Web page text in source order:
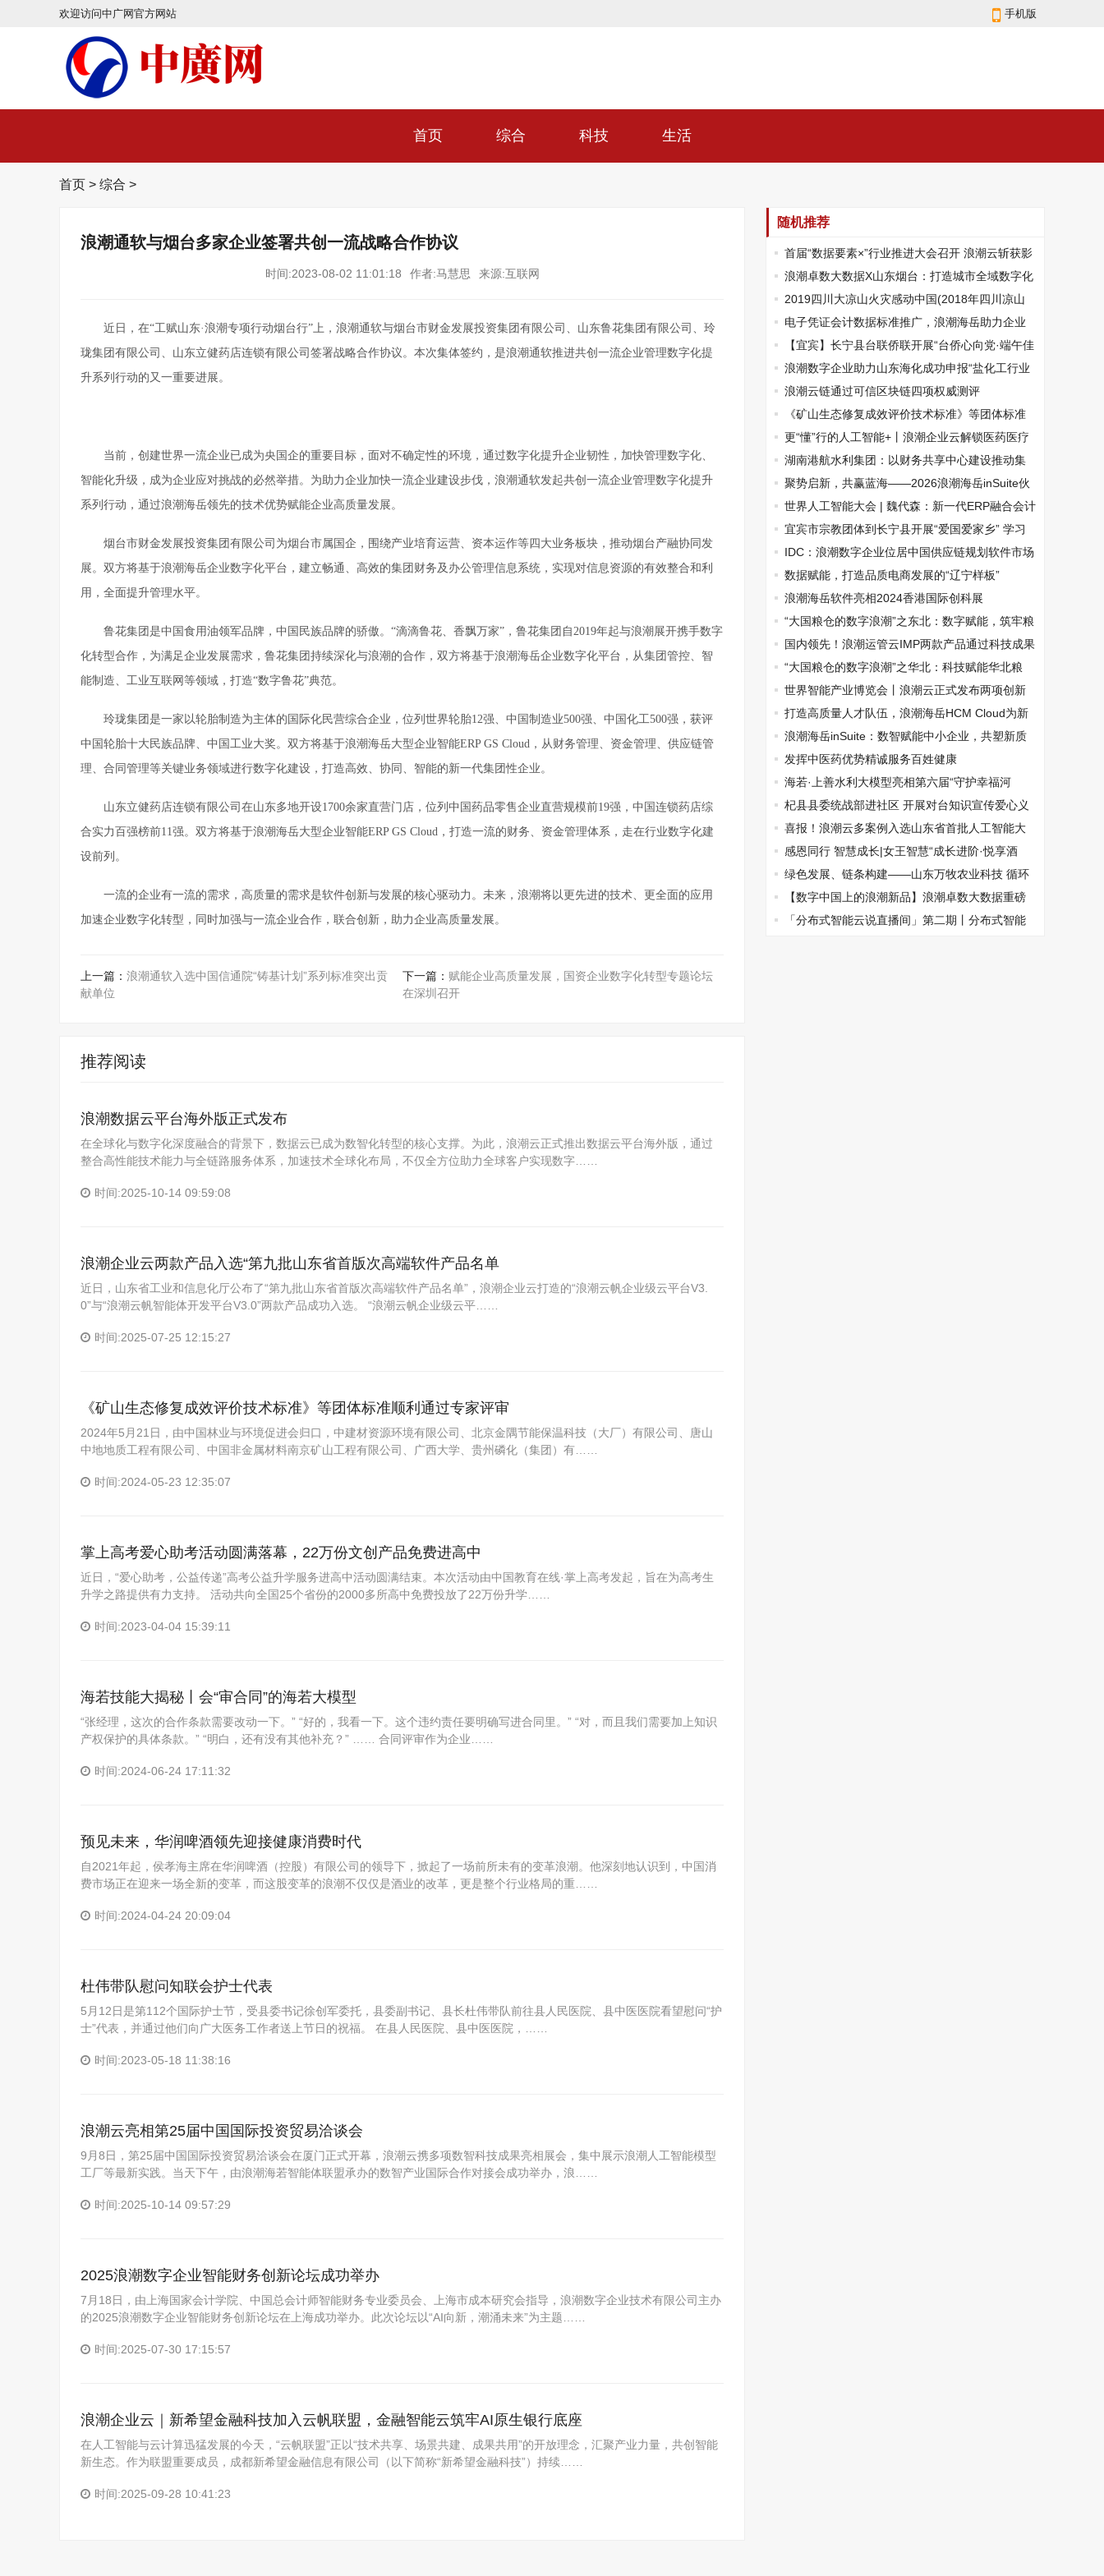
欢迎访问中广网官方网站 手机版
首页 综合 科技 生活
首页 > 综合 >
浪潮通软与烟台多家企业签署共创一流战略合作协议
时间:2023-08-02 11:01:18 作者:马慧思 来源:互联网
近日，在“工赋山东·浪潮专项行动烟台行”上，浪潮通软与烟台市财金发展投资集团有限公司、山东鲁花集团有限公司、玲
珑集团有限公司、山东立健药店连锁有限公司签署战略合作协议。本次集体签约，是浪潮通软推进共创一流企业管理数字化提
升系列行动的又一重要进展。
当前，创建世界一流企业已成为央国企的重要目标，面对不确定性的环境，通过数字化提升企业韧性，加快管理数字化、
智能化升级，成为企业应对挑战的必然举措。为助力企业加快一流企业建设步伐，浪潮通软发起共创一流企业管理数字化提升
系列行动，通过浪潮海岳领先的技术优势赋能企业高质量发展。
烟台市财金发展投资集团有限公司为烟台市属国企，围绕产业培育运营、资本运作等四大业务板块，推动烟台产融协同发
展。双方将基于浪潮海岳企业数字化平台，建立畅通、高效的集团财务及办公管理信息系统，实现对信息资源的有效整合和利
用，全面提升管理水平。
鲁花集团是中国食用油领军品牌，中国民族品牌的骄傲。“滴滴鲁花、香飘万家”，鲁花集团自2019年起与浪潮展开携手数字
化转型合作，为满足企业发展需求，鲁花集团持续深化与浪潮的合作，双方将基于浪潮海岳企业数字化平台，从集团管控、智
能制造、工业互联网等领域，打造“数字鲁花”典范。
玲珑集团是一家以轮胎制造为主体的国际化民营综合企业，位列世界轮胎12强、中国制造业500强、中国化工500强，获评
中国轮胎十大民族品牌、中国工业大奖。双方将基于浪潮海岳大型企业智能ERP GS Cloud，从财务管理、资金管理、供应链管
理、合同管理等关键业务领域进行数字化建设，打造高效、协同、智能的新一代集团性企业。
山东立健药店连锁有限公司在山东多地开设1700余家直营门店，位列中国药品零售企业直营规模前19强，中国连锁药店综
合实力百强榜前11强。双方将基于浪潮海岳大型企业智能ERP GS Cloud，打造一流的财务、资金管理体系，走在行业数字化建
设前列。
一流的企业有一流的需求，高质量的需求是软件创新与发展的核心驱动力。未来，浪潮将以更先进的技术、更全面的应用
加速企业数字化转型，同时加强与一流企业合作，联合创新，助力企业高质量发展。
上一篇： 浪潮通软入选中国信通院“铸基计划”系列标准突出贡
献单位
下一篇： 赋能企业高质量发展，国资企业数字化转型专题论坛
在深圳召开
推荐阅读
浪潮数据云平台海外版正式发布
在全球化与数字化深度融合的背景下，数据云已成为数智化转型的核心支撑。为此，浪潮云正式推出数据云平台海外版，通过
整合高性能技术能力与全链路服务体系，加速技术全球化布局，不仅全方位助力全球客户实现数字……
时间:2025-10-14 09:59:08
浪潮企业云两款产品入选“第九批山东省首版次高端软件产品名单
近日，山东省工业和信息化厅公布了“第九批山东省首版次高端软件产品名单”，浪潮企业云打造的“浪潮云帆企业级云平台V3.
0”与“浪潮云帆智能体开发平台V3.0”两款产品成功入选。 “浪潮云帆企业级云平……
时间:2025-07-25 12:15:27
《矿山生态修复成效评价技术标准》等团体标准顺利通过专家评审
2024年5月21日，由中国林业与环境促进会归口，中建材资源环境有限公司、北京金隅节能保温科技（大厂）有限公司、唐山
中地地质工程有限公司、中国非金属材料南京矿山工程有限公司、广西大学、贵州磷化（集团）有……
时间:2024-05-23 12:35:07
掌上高考爱心助考活动圆满落幕，22万份文创产品免费进高中
近日，“爱心助考，公益传递”高考公益升学服务进高中活动圆满结束。本次活动由中国教育在线·掌上高考发起，旨在为高考生
升学之路提供有力支持。 活动共向全国25个省份的2000多所高中免费投放了22万份升学……
时间:2023-04-04 15:39:11
海若技能大揭秘丨会“审合同”的海若大模型
“张经理，这次的合作条款需要改动一下。” “好的，我看一下。这个违约责任要明确写进合同里。” “对，而且我们需要加上知识
产权保护的具体条款。” “明白，还有没有其他补充？” …… 合同评审作为企业……
时间:2024-06-24 17:11:32
预见未来，华润啤酒领先迎接健康消费时代
自2021年起，侯孝海主席在华润啤酒（控股）有限公司的领导下，掀起了一场前所未有的变革浪潮。他深刻地认识到，中国消
费市场正在迎来一场全新的变革，而这股变革的浪潮不仅仅是酒业的改革，更是整个行业格局的重……
时间:2024-04-24 20:09:04
杜伟带队慰问知联会护士代表
5月12日是第112个国际护士节，受县委书记徐创军委托，县委副书记、县长杜伟带队前往县人民医院、县中医医院看望慰问“护
士”代表，并通过他们向广大医务工作者送上节日的祝福。 在县人民医院、县中医医院，……
时间:2023-05-18 11:38:16
浪潮云亮相第25届中国国际投资贸易洽谈会
9月8日，第25届中国国际投资贸易洽谈会在厦门正式开幕，浪潮云携多项数智科技成果亮相展会，集中展示浪潮人工智能模型
工厂等最新实践。当天下午，由浪潮海若智能体联盟承办的数智产业国际合作对接会成功举办，浪……
时间:2025-10-14 09:57:29
2025浪潮数字企业智能财务创新论坛成功举办
7月18日，由上海国家会计学院、中国总会计师智能财务专业委员会、上海市成本研究会指导，浪潮数字企业技术有限公司主办
的2025浪潮数字企业智能财务创新论坛在上海成功举办。此次论坛以“AI向新，潮涌未来”为主题……
时间:2025-07-30 17:15:57
浪潮企业云｜新希望金融科技加入云帆联盟，金融智能云筑牢AI原生银行底座
在人工智能与云计算迅猛发展的今天，“云帆联盟”正以“技术共享、场景共建、成果共用”的开放理念，汇聚产业力量，共创智能
新生态。作为联盟重要成员，成都新希望金融信息有限公司（以下简称“新希望金融科技”）持续……
时间:2025-09-28 10:41:23
随机推荐
首届“数据要素×”行业推进大会召开 浪潮云斩获影
响力企业及多项大奖
浪潮卓数大数据X山东烟台：打造城市全域数字化
转型的“高质量样板”
2019四川大凉山火灾感动中国(2018年四川凉山
森林大火)
电子凭证会计数据标准推广，浪潮海岳助力企业
数智化、绿色化再升级！
【宜宾】长宁县台联侨联开展“台侨心向党·端午佳
节粽飘香”活动
浪潮数字企业助力山东海化成功申报“盐化工行业
AI语料库”揭榜挂帅项目
浪潮云链通过可信区块链四项权威测评
《矿山生态修复成效评价技术标准》等团体标准
顺利通过专家评审
更“懂”行的人工智能+丨浪潮企业云解锁医药医疗
创新密码
湖南港航水利集团：以财务共享中心建设推动集
团数智化转型
聚势启新，共赢蓝海——2026浪潮海岳inSuite伙
伴大会圆满举行
世界人工智能大会 | 魏代森：新一代ERP融合会计
科技支撑财务数字化变革
宜宾市宗教团体到长宁县开展“爱国爱家乡” 学习
交流活动
IDC：浪潮数字企业位居中国供应链规划软件市场
国产厂商第一
数据赋能，打造品质电商发展的“辽宁样板”
浪潮海岳软件亮相2024香港国际创科展
“大国粮仓的数字浪潮”之东北：数字赋能，筑牢粮
食安全“压舱石”
国内领先！浪潮运管云IMP两款产品通过科技成果
评价“大国粮仓的数字浪潮”之华北：科技赋能华北粮
仓，铸造粮食安全“数字长城”
世界智能产业博览会丨浪潮云正式发布两项创新
成果！
打造高质量人才队伍，浪潮海岳HCM Cloud为新
质生产力“蓄势赋能”
浪潮海岳inSuite：数智赋能中小企业，共塑新质
生产力
发挥中医药优势精诚服务百姓健康
海若·上善水利大模型亮相第六届“守护幸福河
湖”活动
杞县县委统战部进社区 开展对台知识宣传爱心义
诊活动
喜报！浪潮云多案例入选山东省首批人工智能大
模型典型应用案例
感恩同行 智慧成长|女王智慧“成长进阶·悦享酒
会”圆满落幕
绿色发展、链条构建——山东万牧农业科技 循环
产业园引领农牧循环养殖新潮流
【数字中国上的浪潮新品】浪潮卓数大数据重磅
发布两大产品
「分布式智能云说直播间」第二期丨分布式智能